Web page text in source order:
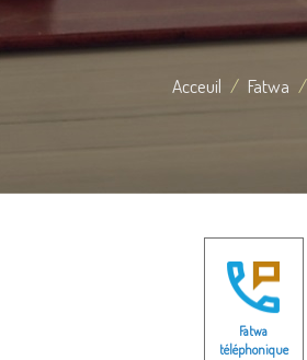
Acceuil Fatwa
Fatwa
téléphonique